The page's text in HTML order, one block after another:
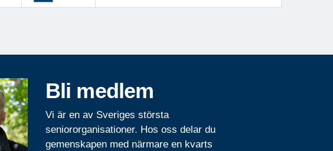
Bli medlem
Vi är en av Sveriges största
seniororganisationer. Hos oss delar du
gemenskapen med närmare en kvarts